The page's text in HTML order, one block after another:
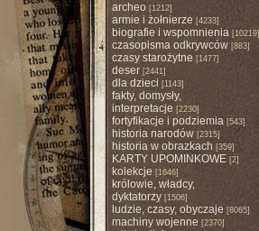
archeo [1212]
armie i żołnierze [4233]
biografie i wspomnienia[10219]
czasopisma odkrywców[883]
czasy starożytne [1477]
deser[2441]
dla dzieci [1143]
fakty, domysły,
interpretacje [2230]
fortyfikacje i podziemia[543]
historia narodów[2315]
historia w obrazkach [359]
KARTY UPOMINKOWE[2]
kolekcje [1646]
królowie, władcy,
dyktatorzy[1506]
ludzie, czasy, obyczaje [8065]
machiny wojenne [2370]